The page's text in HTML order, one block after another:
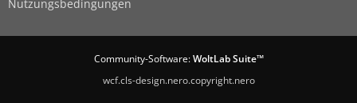
Nutzungsbedingungen
Community-Software:WoltLab Suite™
wcf.cls-design.nero.copyright.nero